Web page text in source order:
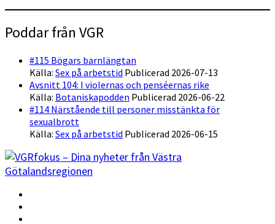
Poddar från VGR
#115 Bögars barnlängtan
Källa: Sex på arbetstid Publicerad 2026-07-13
Avsnitt 104: I violernas och penséernas rike
Källa: Botaniskapodden Publicerad 2026-06-22
#114 Närstående till personer misstänkta för
sexualbrott
Källa: Sex på arbetstid Publicerad 2026-06-15